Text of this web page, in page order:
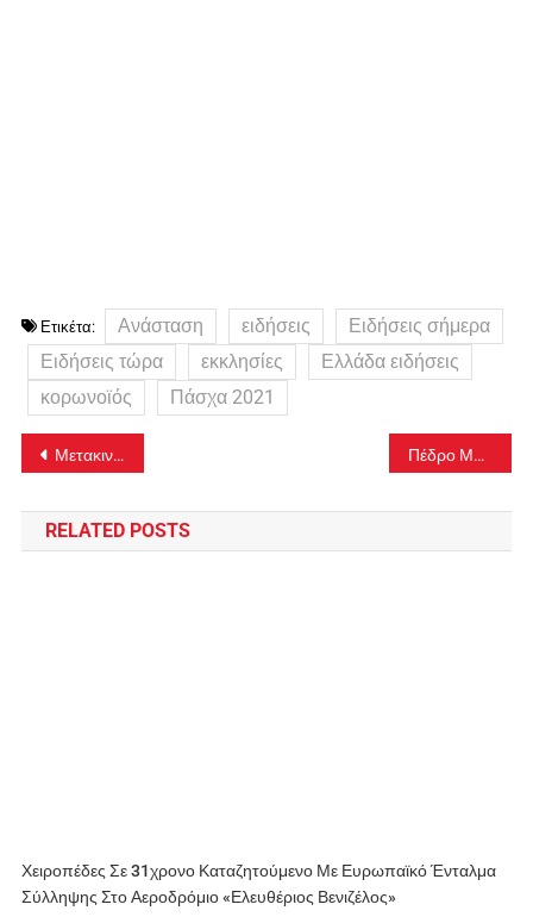
Ετικέτα: Ανάσταση ειδήσεις
Ειδήσεις σήμερα
Ειδήσεις τώρα
εκκλησίες
Ελλάδα ειδήσεις
κορωνοϊός
Πάσχα 2021
άρθρων
Μετακινήσεις Πάσχα: Πότε θα ληφθούν οι αποφάσεις – Αδόκιμος ο διαχωρισμός εμβολιασμένων και μη Πέδρο Μαρτίνς: Η European Super League απομακρύνει το ποδόσφαιρο από το λαό
RELATED POSTS
Χειροπέδες Σε 31χρονο Καταζητούμενο Με Ευρωπαϊκό Ένταλμα
Σύλληψης Στο Αεροδρόμιο «Ελευθέριος Βενιζέλος»